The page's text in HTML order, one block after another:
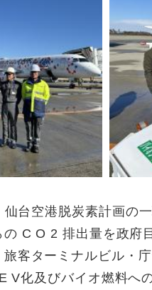
仙台空港脱炭素計画の
C O 2 排出量を政府
客ターミナルビル・
V化及びバイオ燃料へ